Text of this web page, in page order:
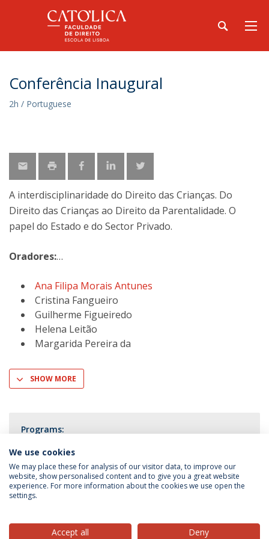
Conferência Inaugural
2h / Portuguese
A interdisciplinaridade do Direito das Crianças. Do
Direito das Crianças ao Direito da Parentalidade. O
papel do Estado e do Sector Privado.
Oradores:
Ana Filipa Morais Antunes
Cristina Fangueiro
Guilherme Figueiredo
Helena Leitão
Margarida Pereira da
SHOW MORE
Programs:
Privacy Policy
We use cookies
We may place these for analysis of our visitor data, to improve our
website, show personalised content and to give you a great website
experience. For more information about the cookies we use open the
settings.
Accept all Deny